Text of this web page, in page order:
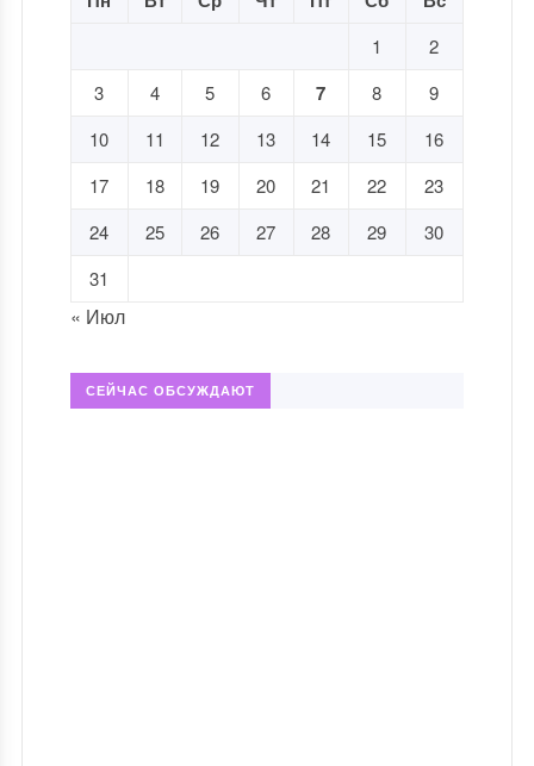
1
2
3
4 5 6 7 8
9
10
11 12 13 14 15
16
17
18 19 20 21 22
23
24
25 26 27 28 29
30
31
« Июл
СЕЙЧАС ОБСУЖДАЮТ